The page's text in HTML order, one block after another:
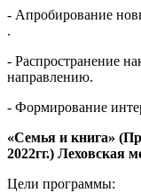
- Апробирование
.
- Распространение
направлению.
- Формирование
«Семья и книга»
2022гг.) Леховская
Цели программы: